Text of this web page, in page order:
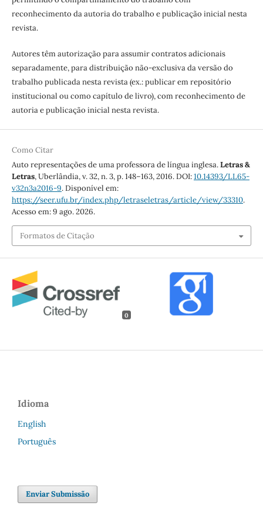
reconhecimento da autoria do trabalho e publicação inicial nesta
revista.
Autores têm autorização para assumir contratos adicionais
separadamente, para distribuição não-exclusiva da versão do
trabalho publicada nesta revista (ex.: publicar em repositório
institucional ou como capítulo de livro), com reconhecimento de
autoria e publicação inicial nesta revista.
Como Citar
Auto representações de uma professora de língua inglesa.Letras &
Letras, Uberlândia, v. 32, n. 3, p. 148–163, 2016. DOI:10.14393/LL65-
v32n3a2016-9. Disponível em:
https://seer.ufu.br/index.php/letraseletras/article/view/33310.
Acesso em: 9 ago. 2026.
Formatos de Citação
0
Idioma
English
Português
Enviar Submissão